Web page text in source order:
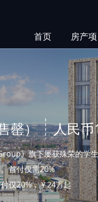
首页 房产
罄） 人民
）旗下屡获殊荣的学
首付仅需20%
仅20%，￥24万起